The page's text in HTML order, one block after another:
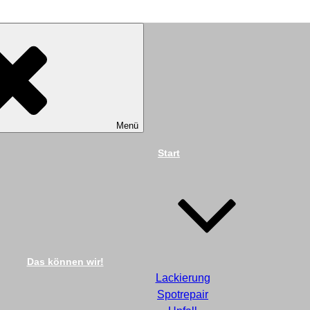
DIEKMANN
Menü
Start
Das können wir!
Lackierung
Spotrepair